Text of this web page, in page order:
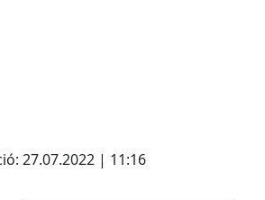
27.07.2022 | 11:16